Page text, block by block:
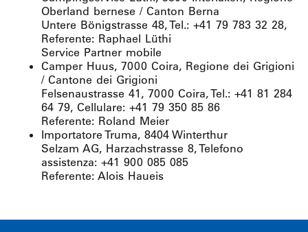
Oberland bernese / Canton Berna
Untere Bönigstrasse 48, Tel.: +41 79 783 32 28,
Referente: Raphael Lüthi
Service Partner mobile
Camper Huus, 7000 Coira, Regione dei Grigioni
/ Cantone dei Grigioni
Felsenaustrasse 41, 7000 Coira, Tel.: +41 81 284
64 79, Cellulare: +41 79 350 85 86
Referente: Roland Meier
Importatore Truma, 8404 Winterthur
Selzam AG, Harzachstrasse 8, Telefono
assistenza: +41 900 085 085
Referente: Alois Haueis